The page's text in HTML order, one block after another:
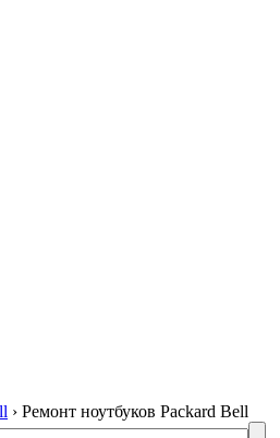
› Ремонт ноутбуков Packard Bell